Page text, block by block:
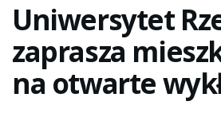
Uniwersytet
zaprasza
na otwarte